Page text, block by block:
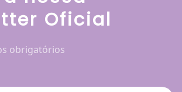
Oficial
obrigatórios